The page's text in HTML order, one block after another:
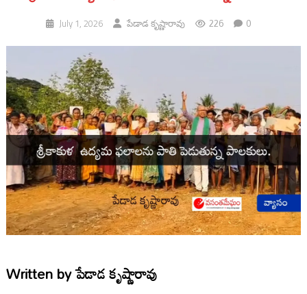
July 1, 2026 పేడాడ కృష్ణారావు 226 0
Written byపేడాడ కృష్ణారావు